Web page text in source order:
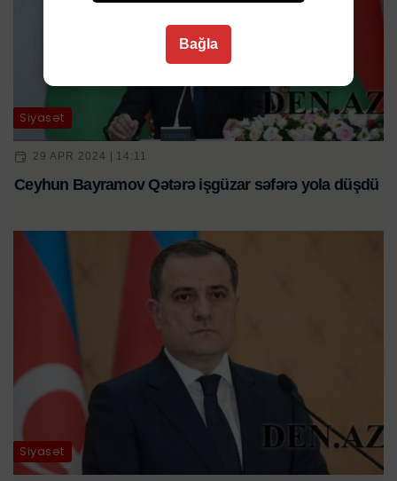
Siyasət
29 APR 2024 | 14:11
Ceyhun Bayramov Qətərə işgüzar səfərə yola düşdü
Siyasət
Bağla